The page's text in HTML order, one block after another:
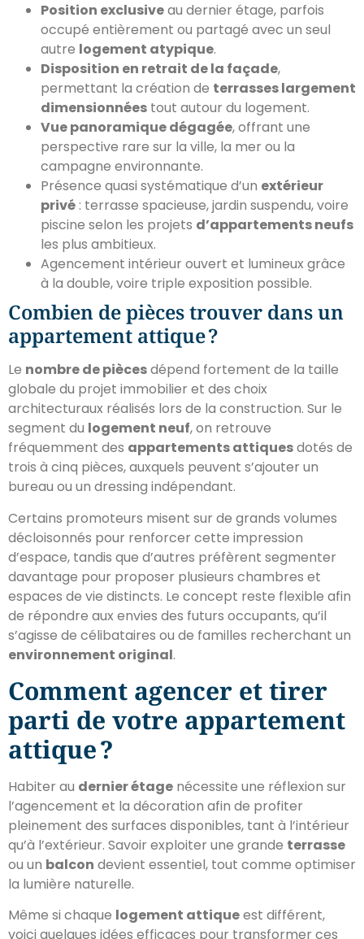
Position exclusiveau dernier étage, parfois
occupé entièrement ou partagé avec un seul
autre logement atypique.
Disposition en retrait de la façade,
permettant la création de terrasses largement
dimensionnées tout autour du logement.
Vue panoramique dégagée, offrant une
perspective rare sur la ville, la mer ou la
campagne environnante.
Présence quasi systématique d’un extérieur
privé : terrasse spacieuse, jardin suspendu, voire
piscine selon les projets d’appartements neufs
les plus ambitieux.
Agencement intérieur ouvert et lumineux grâce
à la double, voire triple exposition possible.
Combien de pièces trouver dans un
appartement attique ?
Le nombre de piècesdépend fortement de la taille
globale du projet immobilier et des choix
architecturaux réalisés lors de la construction. Sur le
segment du logement neuf, on retrouve
fréquemment des appartements attiquesdotés de
trois à cinq pièces, auxquels peuvent s’ajouter un
bureau ou un dressing indépendant.
Certains promoteurs misent sur de grands volumes
décloisonnés pour renforcer cette impression
d’espace, tandis que d’autres préfèrent segmenter
davantage pour proposer plusieurs chambres et
espaces de vie distincts. Le concept reste flexible afin
de répondre aux envies des futurs occupants, qu’il
s’agisse de célibataires ou de familles recherchant un
environnement original.
Comment agencer et tirer
parti de votre appartement
attique ?
Habiter au dernier étage nécessite une réflexion sur
l’agencement et la décoration afin de profiter
pleinement des surfaces disponibles, tant à l’intérieur
qu’à l’extérieur. Savoir exploiter une grande terrasse
ou un balcon devient essentiel, tout comme optimiser
la lumière naturelle.
Même si chaque logement attiqueest différent,
voici quelques idées efficaces pour transformer ces